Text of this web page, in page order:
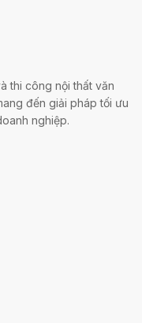
thi công nội thất văn
đến giải pháp tối ưu
nghiệp.